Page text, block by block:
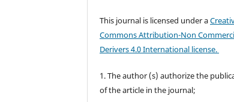
This journal is licensed under a
Commons Attribution-Non
Derivers 4.0 International license.
1. The author (s) authorize the
of the article in the journal;